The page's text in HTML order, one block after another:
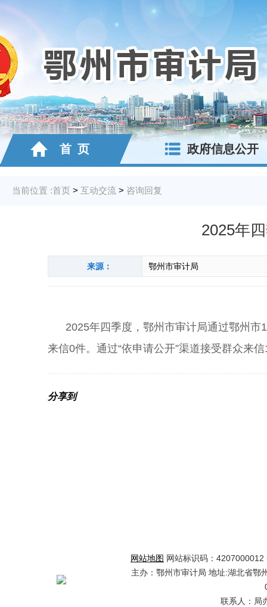
首 页 政府信息公开
当前位置 :首页 > 互动交流 > 咨询回复
2025年
来源： 鄂州市审计局
2025年四季度，鄂州市审计局通过鄂州市
来信0件。通过“依申请公开”渠道接受群众来信
分享到
网站地图 网站标识码：
主办：鄂州市审计局 地址:湖北省鄂
联系人：局